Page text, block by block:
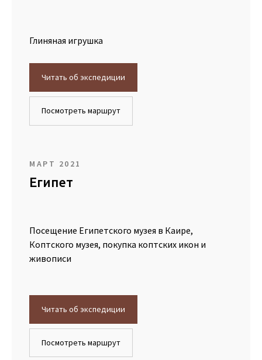
Глиняная игрушка
Читать об экспедиции
Посмотреть маршрут
МАРТ 2021
Египет
Посещение Египетского музея в Каире,
Коптского музея, покупка коптских икон и
живописи
Читать об экспедиции
Посмотреть маршрут